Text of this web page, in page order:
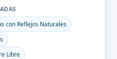
con Reflejos Naturales
Libre